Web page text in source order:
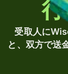
受取人に
と、双方で送